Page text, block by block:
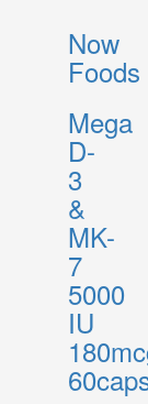
Now
Foods
Mega
D-
3
&
MK-
7
5000
IU